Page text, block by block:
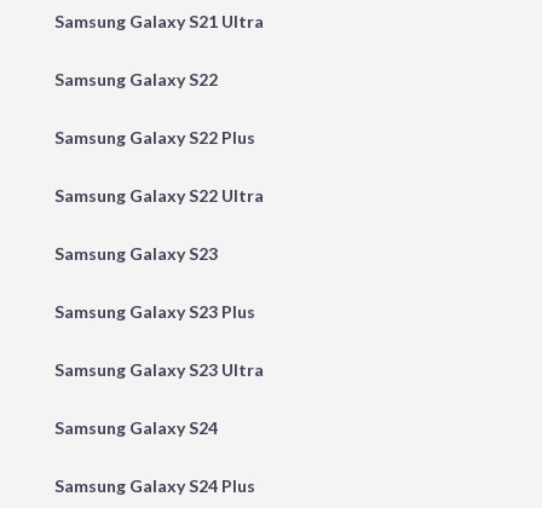
Samsung Galaxy S21 Ultra
Samsung Galaxy S22
Samsung Galaxy S22 Plus
Samsung Galaxy S22 Ultra
Samsung Galaxy S23
Samsung Galaxy S23 Plus
Samsung Galaxy S23 Ultra
Samsung Galaxy S24
Samsung Galaxy S24 Plus